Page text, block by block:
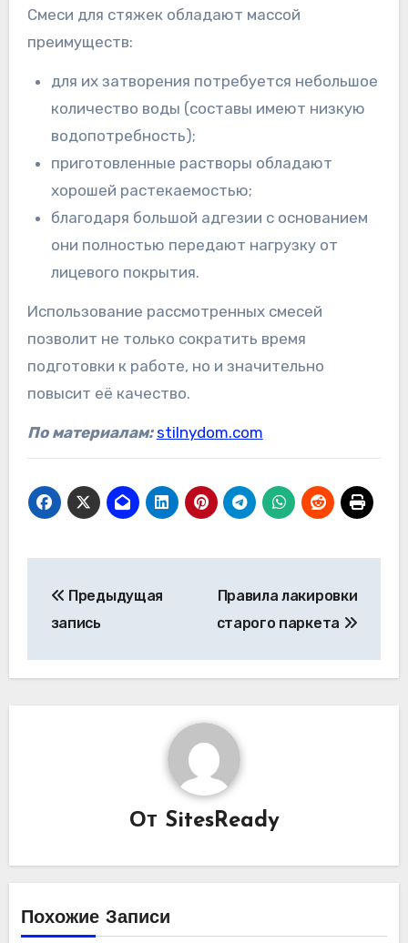
Смеси для стяжек обладают массой
преимуществ:
для их затворения потребуется небольшое
количество воды (составы имеют низкую
водопотребность);
приготовленные растворы обладают
хорошей растекаемостью;
благодаря большой адгезии с основанием
они полностью передают нагрузку от
лицевого покрытия.
Использование рассмотренных смесей
позволит не только сократить время
подготовки к работе, но и значительно
повысит её качество.
По материалам: stilnydom.com
по
Предыдущая
запись
Правила лакировки
старого паркета
От SitesReady
Похожие Записи